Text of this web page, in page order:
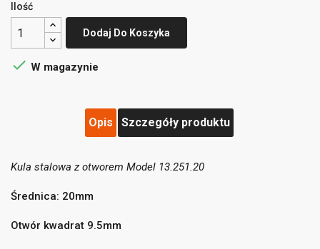
Dodaj do listy życzeń
((title))
liście życzeń.
Ilość
Dodaj Do Koszyka
 W magazynie
Opis Szczegóły produktu
Kula stalowa z otworem Model 13.251.20
Średnica: 20mm
Otwór kwadrat 9.5mm